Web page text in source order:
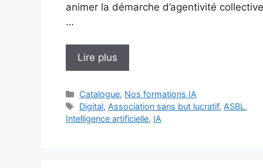
animer la démarche d’agentivité collective
…
Lire plus
Catégories
Catalogue, Nos formations IA
Étiquettes
Digital, Association sans but lucratif, ASBL,
Intelligence artificielle, IA